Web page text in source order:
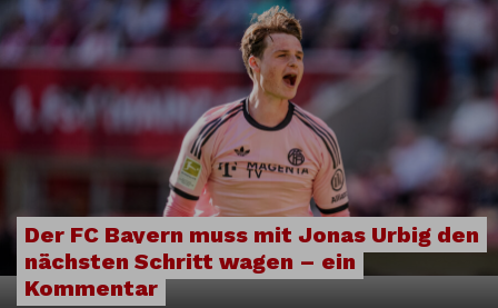
Der FC Bayern muss mit Jonas Urbig den
nächsten Schritt wagen – ein
Kommentar